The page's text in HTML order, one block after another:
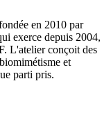
en 2010 par
exerce depuis 2004,
L'atelier conçoit des
et
parti pris.